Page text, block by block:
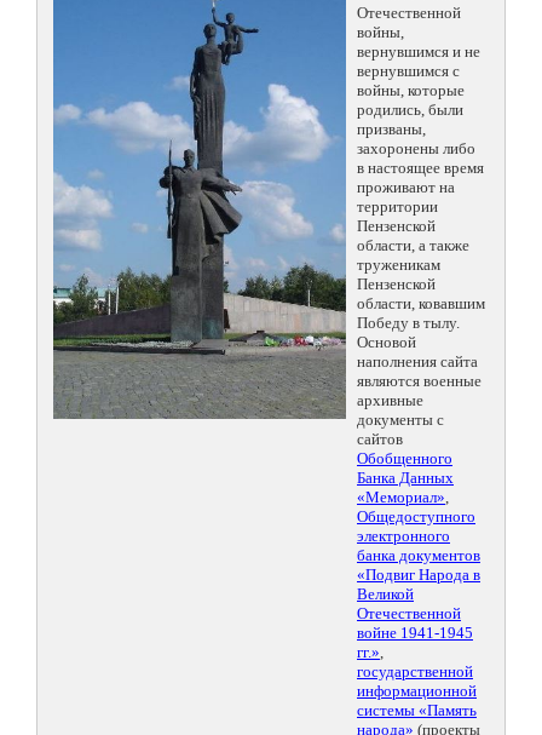
Отечественной
войны,
вернувшимся и не
вернувшимся с
войны, которые
родились, были
призваны,
захоронены либо
в настоящее время
проживают на
территории
Пензенской
области, а также
труженикам
Пензенской
области, ковавшим
Победу в тылу.
Основой
наполнения сайта
являются военные
архивные
документы с
сайтов
Обобщенного
Банка Данных
«Мемориал»,
Общедоступного
электронного
банка документов
«Подвиг Народа в
Великой
Отечественной
войне 1941-1945
гг.»,
государственной
информационной
системы «Память
народа» (проекты